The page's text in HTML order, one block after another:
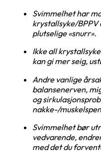
Svimmelhet har
krystallsyke/BPPV
plutselige «snurr».
Ikke all
kan gi mer seig,
Andre vanlige
balansenerven,
og
nakke-/
Svimmelhet bør
vedvarende,
med det du